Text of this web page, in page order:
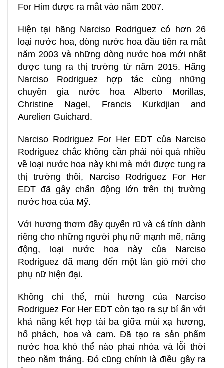
For Him được ra mắt vào năm 2007.
Hiện tại hãng Narciso Rodriguez có hơn 26
loại nước hoa, dòng nước hoa đầu tiên ra mắt
năm 2003 và những dòng nước hoa mới nhất
được tung ra thị trường từ năm 2015. Hãng
Narciso Rodriguez hợp tác cùng những
chuyên gia nước hoa Alberto Morillas,
Christine Nagel, Francis Kurkdjian and
Aurelien Guichard.
Narciso Rodriguez For Her EDT của Narciso
Rodriguez chắc không cần phải nói quá nhiều
về loại nước hoa này khi mà mới được tung ra
thị trường thôi, Narciso Rodriguez For Her
EDT đã gây chấn động lớn trên thị trường
nước hoa của Mỹ.
Với hương thơm đầy quyến rũ và cá tính dành
riêng cho những người phụ nữ mạnh mẽ, năng
động, loại nước hoa này của Narciso
Rodriguez đã mang đến một làn gió mới cho
phụ nữ hiện đại.
Không chỉ thế, mùi hương của Narciso
Rodriguez For Her EDT còn tạo ra sự bí ẩn với
khả năng kết hợp tài ba giữa mùi xạ hương,
hổ phách, hoa và cam. Đã tạo ra sản phẩm
nước hoa khó thể nào phai nhòa và lỗi thời
theo năm tháng. Đó cũng chính là điều gây ra